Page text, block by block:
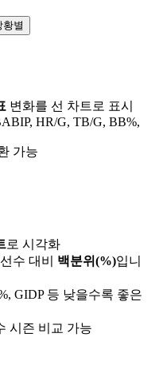
황별
변화를 선 차트로 표시
HR/G, TB/G, BB%,
가능
로 시각화
수 대비 백분위(%)입니
GIDP 등 낮을수록 좋은
시즌 비교 가능